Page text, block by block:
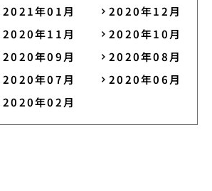
2021年01月
2020年12月
2020年11月
2020年10月
2020年09月
2020年08月
2020年07月
2020年06月
2020年02月